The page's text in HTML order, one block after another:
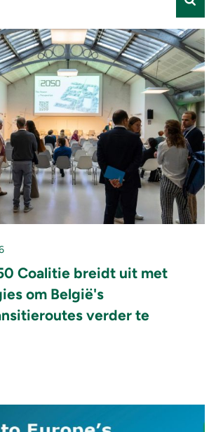
Coalitie breidt uit met
om België's
verder te